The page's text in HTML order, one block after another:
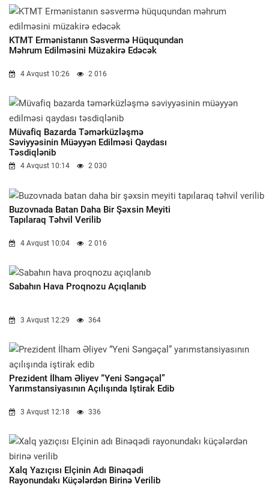
KTMT Ermənistanın Səsvermə Hüququndan
Məhrum Edilməsini Müzakirə Edəcək
4 Avqust 10:26 2 016
Müvafiq Bazarda Təmərküzləşmə
Səviyyəsinin Müəyyən Edilməsi Qaydası
Təsdiqlənib
4 Avqust 10:14 2 030
Buzovnada Batan Daha Bir Şəxsin Meyiti
Tapılaraq Təhvil Verilib
4 Avqust 10:04 2 016
Sabahın Hava Proqnozu Açıqlanıb
3 Avqust 12:29 364
Prezident İlham Əliyev “Yeni Səngəçal”
Yarımstansiyasının Açılışında Iştirak Edib
3 Avqust 12:18 336
Xalq Yazıçısı Elçinin Adı Binəqədi
Rayonundakı Küçələrdən Birinə Verilib